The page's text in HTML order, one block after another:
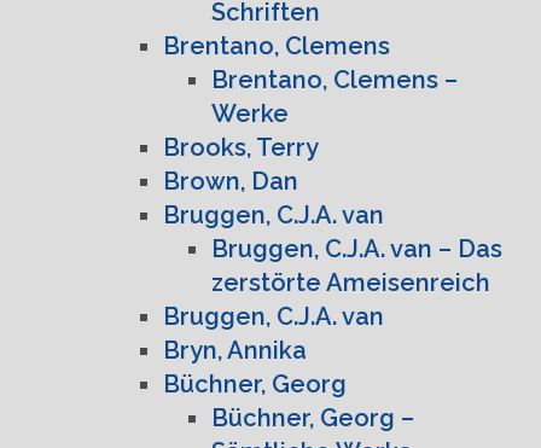
Schriften
Brentano, Clemens
Brentano, Clemens –
Werke
Brooks, Terry
Brown, Dan
Bruggen, C.J.A. van
Bruggen, C.J.A. van – Das
zerstörte Ameisenreich
Bruggen, C.J.A. van
Bryn, Annika
Büchner, Georg
Büchner, Georg –